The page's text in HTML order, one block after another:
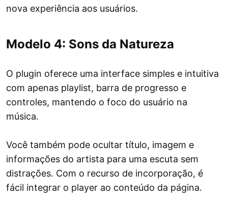
nova experiência aos usuários.
Modelo 4: Sons da Natureza
O plugin oferece uma interface simples e intuitiva
com apenas playlist, barra de progresso e
controles, mantendo o foco do usuário na
música.
Você também pode ocultar título, imagem e
informações do artista para uma escuta sem
distrações. Com o recurso de incorporação, é
fácil integrar o player ao conteúdo da página.